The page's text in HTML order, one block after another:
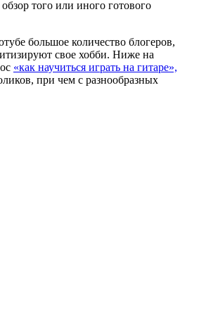
того или иного готового
большое количество блогеров,
свое хобби. Ниже на
«как научиться играть на гитаре»,
при чем с разнообразных